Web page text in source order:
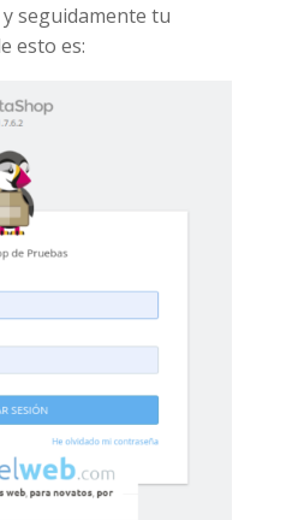
seguidamente tu
esto es: